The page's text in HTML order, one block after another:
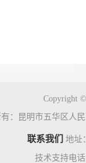
Copyright
有：昆明市五华区人
联系我们 地址
技术支持电